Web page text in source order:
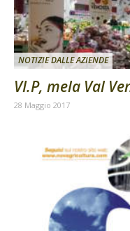
NOTIZIE DALLE AZIENDE
VI.P, mela Val
28 Maggio 2017